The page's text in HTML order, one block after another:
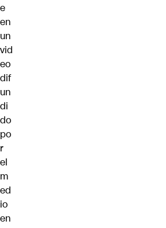
e
en
un
vid
eo
dif
un
di
do
po
r
el
m
ed
io
en